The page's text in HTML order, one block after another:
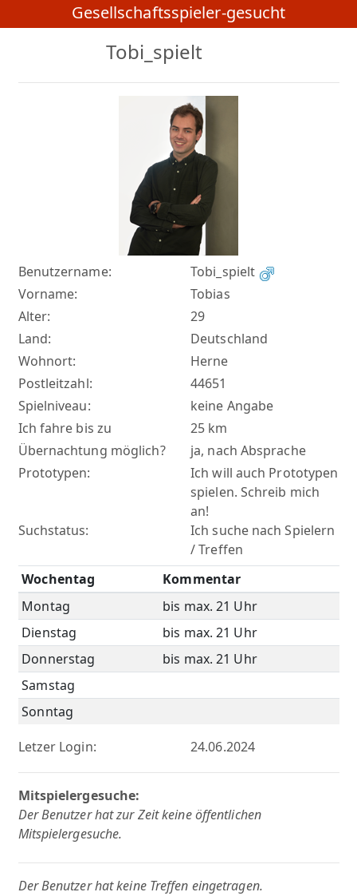
Gesellschaftsspieler-gesucht
Tobi_spielt
Benutzername:
Tobi_spielt
Vorname:
Tobias
Alter:
29
Land:
Deutschland
Wohnort:
Herne
Postleitzahl:
44651
Spielniveau:
keine Angabe
Ich fahre bis zu
25 km
Übernachtung möglich?
ja, nach Absprache
Prototypen:
Ich will auch Prototypen
spielen. Schreib mich
an!
Suchstatus:
Ich suche nach Spielern
/ Treffen
Wochentag
Kommentar
Montag
bis max. 21 Uhr
Dienstag
bis max. 21 Uhr
Donnerstag
bis max. 21 Uhr
Samstag
Sonntag
Letzer Login:
24.06.2024
Mitspielergesuche:
Der Benutzer hat zur Zeit keine öffentlichen
Mitspielergesuche.
Der Benutzer hat keine Treffen eingetragen.